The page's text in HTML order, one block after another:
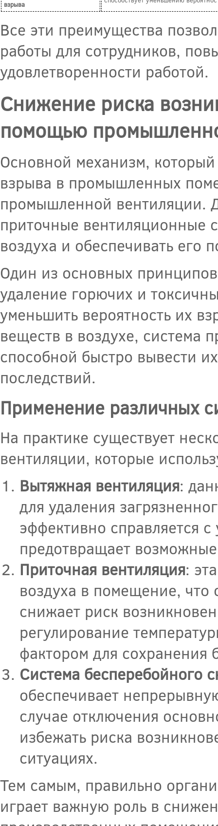
взрыва
Все эти преимущества
работы для сотрудников,
удовлетворенности работой.
Снижение риска
помощью
Основной механизм,
взрыва в промышленных
промышленной вентиляции.
приточные вентиляционные
воздуха и обеспечивать его
Один из основных
удаление горючих и
уменьшить вероятность их
веществ в воздухе, система
способной быстро вывести
последствий.
Применение различных
На практике существует
вентиляции, которые
Вытяжная вентиляция:
для удаления
эффективно справляется
предотвращает
Приточная вентиляция:
воздуха в помещение, что
снижает риск
регулирование
фактором для сохранения
Система бесперебойного
обеспечивает
случае отключения
избежать риска
ситуациях.
Тем самым, правильно
играет важную роль в